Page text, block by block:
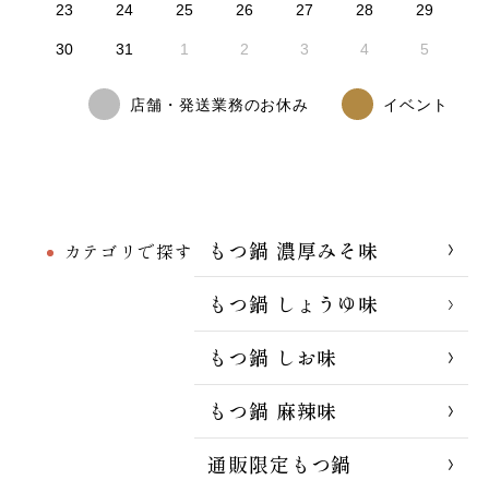
カテゴリで探す
もつ鍋 濃厚みそ味
もつ鍋 しょうゆ味
もつ鍋 しお味
もつ鍋 麻辣味
通販限定もつ鍋
23 24 25 26 27 28 29
30 31 1 2 3 4 5
店舗・発送業務のお休み イベント